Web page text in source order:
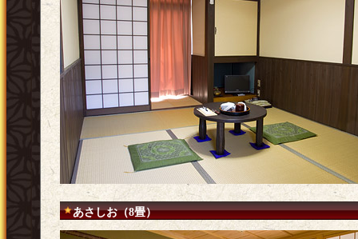
あさしお（8畳）